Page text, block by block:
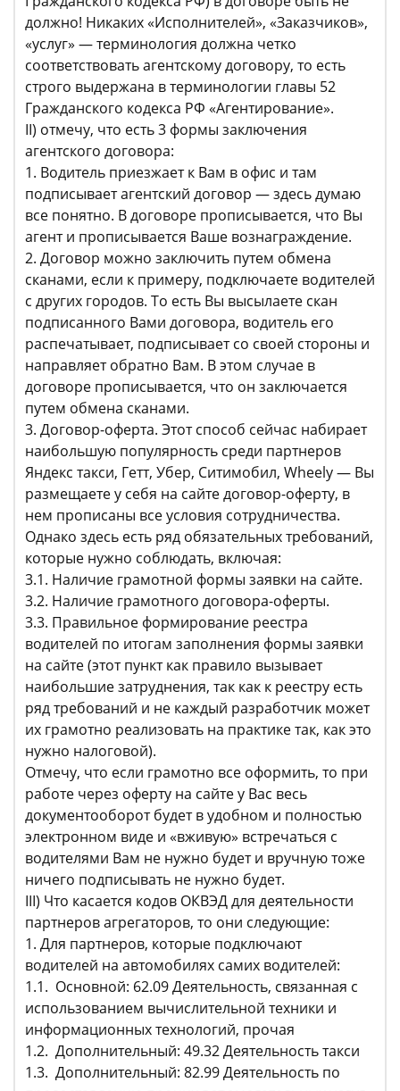
должно! Никаких «Исполнителей», «Заказчиков»,
«услуг» — терминология должна четко
соответствовать агентскому договору, то есть
строго выдержана в терминологии главы 52
Гражданского кодекса РФ «Агентирование».
II) отмечу, что есть 3 формы заключения
агентского договора:
1. Водитель приезжает к Вам в офис и там
подписывает агентский договор — здесь думаю
все понятно. В договоре прописывается, что Вы
агент и прописывается Ваше вознаграждение.
2. Договор можно заключить путем обмена
сканами, если к примеру, подключаете водителей
с других городов. То есть Вы высылаете скан
подписанного Вами договора, водитель его
распечатывает, подписывает со своей стороны и
направляет обратно Вам. В этом случае в
договоре прописывается, что он заключается
путем обмена сканами.
3. Договор-оферта. Этот способ сейчас набирает
наибольшую популярность среди партнеров
Яндекс такси, Гетт, Убер, Ситимобил, Wheely — Вы
размещаете у себя на сайте договор-оферту, в
нем прописаны все условия сотрудничества.
Однако здесь есть ряд обязательных требований,
которые нужно соблюдать, включая:
3.1. Наличие грамотной формы заявки на сайте.
3.2. Наличие грамотного договора-оферты.
3.3. Правильное формирование реестра
водителей по итогам заполнения формы заявки
на сайте (этот пункт как правило вызывает
наибольшие затруднения, так как к реестру есть
ряд требований и не каждый разработчик может
их грамотно реализовать на практике так, как это
нужно налоговой).
Отмечу, что если грамотно все оформить, то при
работе через оферту на сайте у Вас весь
документооборот будет в удобном и полностью
электронном виде и «вживую» встречаться с
водителями Вам не нужно будет и вручную тоже
ничего подписывать не нужно будет.
III) Что касается кодов ОКВЭД для деятельности
партнеров агрегаторов, то они следующие:
1. Для партнеров, которые подключают
водителей на автомобилях самих водителей:
1.1. Основной: 62.09 Деятельность, связанная с
использованием вычислительной техники и
информационных технологий, прочая
1.2. Дополнительный: 49.32 Деятельность такси
1.3. Дополнительный: 82.99 Деятельность по